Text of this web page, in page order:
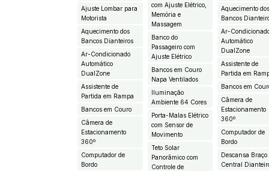
Ajuste Lombar para
Motorista
Aquecimento dos
Bancos Dianteiros
Ar-Condicionado
Automático
DualZone
Assistente de
Partida em Rampa
Bancos em Couro
Câmera de
Estacionamento
360º
Computador de
Bordo
com Ajuste Elétrico,
Memória e
Massagem
Banco do
Passageiro com
Ajuste Elétrico
Bancos em Couro
Napa Ventilados
Iluminação
Ambiente 64 Cores
Porta-Malas Elétrico
com Sensor de
Movimento
Teto Solar
Panorâmico com
Controle de
Aquecimento
Bancos
Ar-
Automático
DualZone
Assistente de
Partida em
Bancos em
Câmera de
Estacionamento
360º
Computador de
Bordo
Descansa Braço
Central